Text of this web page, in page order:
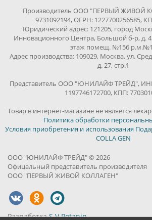
Производитель ООО "ПЕРВЫЙ ЖИВОЙ
9731092194, ОГРН: 1227700256585,
Юридический адрес: 121205, город
Инновационного Центра, Большой б-р, д.
этаж помещ. №156
Адрес производства: 109029, Москва, ул.
д. 27, стр.1
Представитель ООО "ЮНИЛАЙФ ТРЕЙД",
1197746172700, КПП:
Товар в интернет-магазине не является
Политика обработки
Условия приобретения и использования
COLLA GEN
ООО "ЮНИЛАЙФ ТРЕЙД" © 2026
Офицальный представитель производителя
ООО "ПЕРВЫЙ ЖИВОЙ КОЛЛАГЕН"
РазработкаS.V.Potanin